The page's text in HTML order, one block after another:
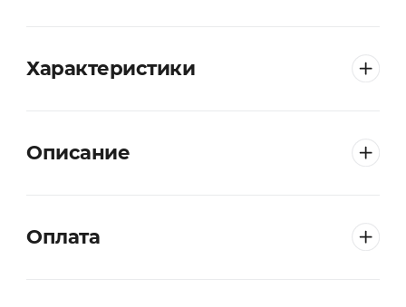
Характеристики
Описание
Оплата